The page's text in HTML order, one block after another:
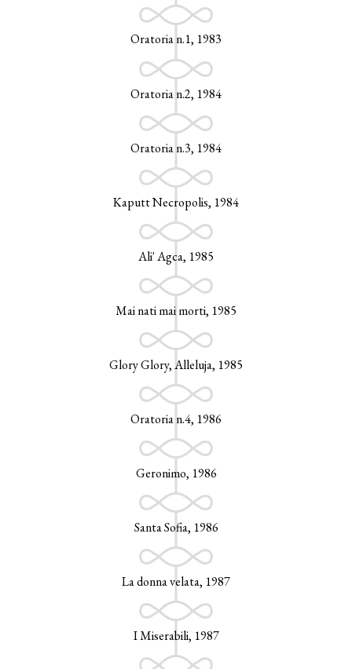
Oratoria n.1, 1983
Oratoria n.2, 1984
Oratoria n.3, 1984
Kaputt Necropolis, 1984
Ali' Agca, 1985
Mai nati mai morti, 1985
Glory Glory, Alleluja, 1985
Oratoria n.4, 1986
Geronimo, 1986
Santa Sofia, 1986
La donna velata, 1987
I Miserabili, 1987